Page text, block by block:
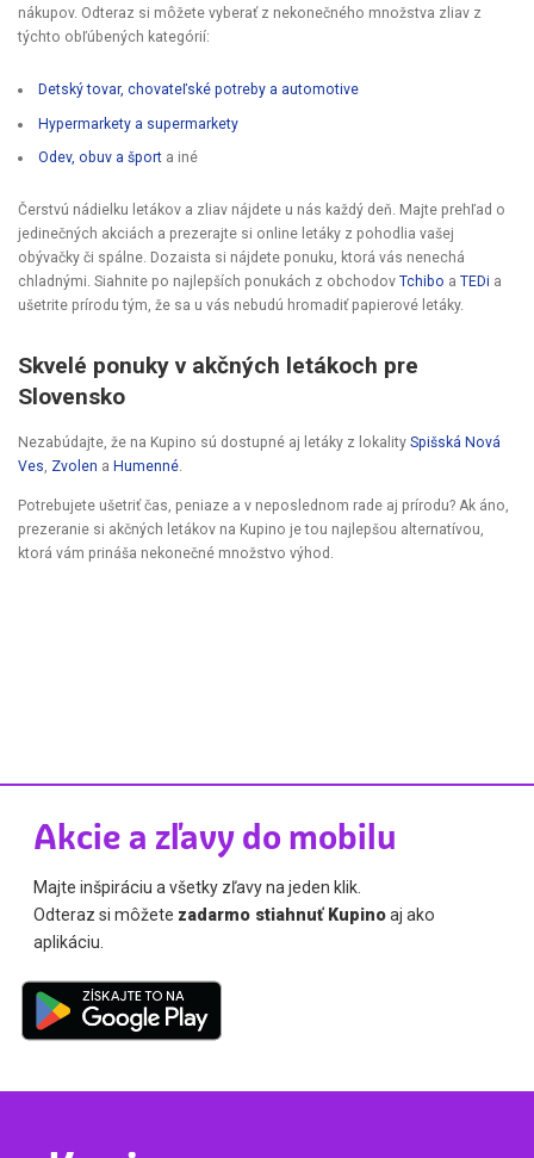
nákupov. Odteraz si môžete vyberať z nekonečného množstva zliav z
týchto obľúbených kategórií:
Detský tovar, chovateľské potreby a automotive
Hypermarkety a supermarkety
Odev, obuv a šport a iné
Čerstvú nádielku letákov a zliav nájdete u nás každý deň. Majte prehľad o
jedinečných akciách a prezerajte si online letáky z pohodlia vašej
obývačky či spálne. Dozaista si nájdete ponuku, ktorá vás nenechá
chladnými. Siahnite po najlepších ponukách z obchodov Tchibo a TEDi a
ušetrite prírodu tým, že sa u vás nebudú hromadiť papierové letáky.
Skvelé ponuky v akčných letákoch pre
Slovensko
Nezabúdajte, že na Kupino sú dostupné aj letáky z lokality Spišská Nová
Ves, Zvolen a Humenné.
Potrebujete ušetriť čas, peniaze a v neposlednom rade aj prírodu? Ak áno,
prezeranie si akčných letákov na Kupino je tou najlepšou alternatívou,
ktorá vám prináša nekonečné množstvo výhod.
Akcie a zľavy do mobilu
Majte inšpiráciu a všetky zľavy na jeden klik.
Odteraz si môžete zadarmo stiahnuť Kupinoaj ako
aplikáciu.